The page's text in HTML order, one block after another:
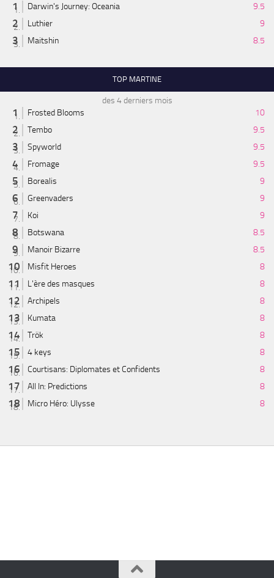
Darwin's Journey: Oceania
9.5
Luthier
9
Maitshin
8.5
TOP MARTINE
des 4 derniers mois
Frosted Blooms
10
Tembo
9.5
Spyworld
9.5
Fromage
9.5
Borealis
9
Greenvaders
9
Koi
9
Botswana
8.5
Manoir Bizarre
8.5
Misfit Heroes
8
L'ère des masques
8
Archipels
8
Kumata
8
Trök
8
4 keys
8
Courtisans: Diplomates et Confidents
8
All In: Predictions
8
Micro Héro: Ulysse
8